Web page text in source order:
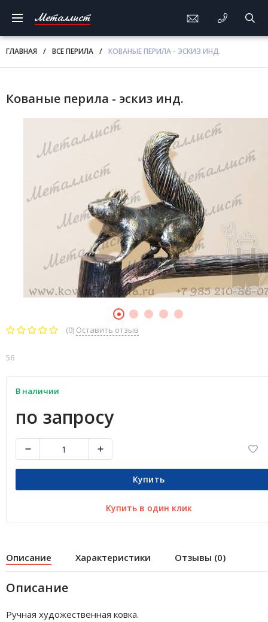
Металлист
ГЛАВНАЯ / ВСЕ ПЕРИЛА / КОВАНЫЕ ПЕРИЛА - ЭСКИЗ ИНД.
Кованые перила - эскиз инд.
(0) Оставить отзыв
56
В наличии
по запросу
Купить
Купить в один клик
Описание Характеристики Отзывы (0)
Описание
Ручная художественная ковка.